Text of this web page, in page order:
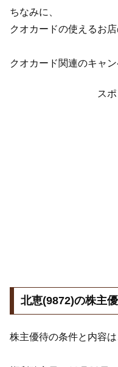
ちなみに、
クオカードの使えるお
クオカード関連のキャ
ス
北恵(9872)の株主
株主優待の条件と内容は